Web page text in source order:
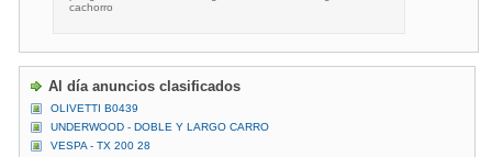
cachorro
Al día anuncios clasificados
OLIVETTI B0439
UNDERWOOD - DOBLE Y LARGO CARRO
VESPA - TX 200 28